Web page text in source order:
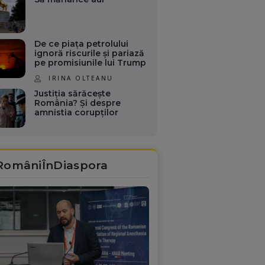
De ce piața petrolului
ignoră riscurile și pariază
pe promisiunile lui Trump
IRINA OLTEANU
Justiția sărăcește
România? Și despre
amnistia corupților